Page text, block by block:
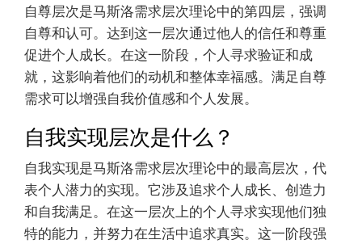
自尊层次是马斯洛需求层次理论中的第四层，强调
自尊和认可。达到这一层次通过他人的信任和尊重
促进个人成长。在这一阶段，个人寻求验证和成
就，这影响着他们的动机和整体幸福感。满足自尊
需求可以增强自我价值感和个人发展。
自我实现层次是什么？
自我实现是马斯洛需求层次理论中的最高层次，代
表个人潜力的实现。它涉及追求个人成长、创造力
和自我满足。在这一层次上的个人寻求实现他们独
特的能力，并努力在生活中追求真实。这一阶段强